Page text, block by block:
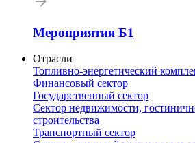
Мероприятия Б1
Отрасли
Топливно-энергетический
Финансовый сектор
Государственный сектор
Сектор недвижимости,
строительства
Транспортный сектор